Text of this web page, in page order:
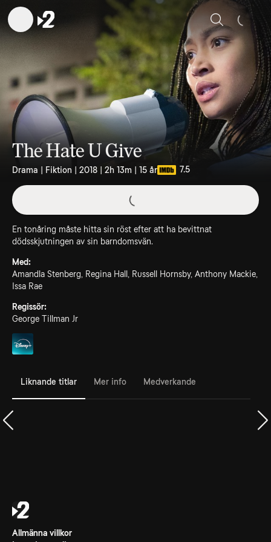
Sök
The Hate U Give
Drama | Fiktion | 2018 | 2h 13m | 15 år 7.5
En tonåring måste hitta sin röst efter att ha bevittnat
dödsskjutningen av sin barndomsvän.
Med:
Amandla Stenberg, Regina Hall, Russell Hornsby, Anthony Mackie,
Issa Rae
Regissör:
George Tillman Jr
Liknande titlar Mer info Medverkande
Allmänna villkor